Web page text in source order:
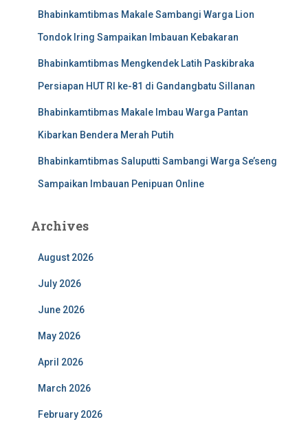
Bhabinkamtibmas Makale Sambangi Warga Lion
Tondok Iring Sampaikan Imbauan Kebakaran
Bhabinkamtibmas Mengkendek Latih Paskibraka
Persiapan HUT RI ke-81 di Gandangbatu Sillanan
Bhabinkamtibmas Makale Imbau Warga Pantan
Kibarkan Bendera Merah Putih
Bhabinkamtibmas Saluputti Sambangi Warga Se’seng
Sampaikan Imbauan Penipuan Online
Archives
August 2026
July 2026
June 2026
May 2026
April 2026
March 2026
February 2026